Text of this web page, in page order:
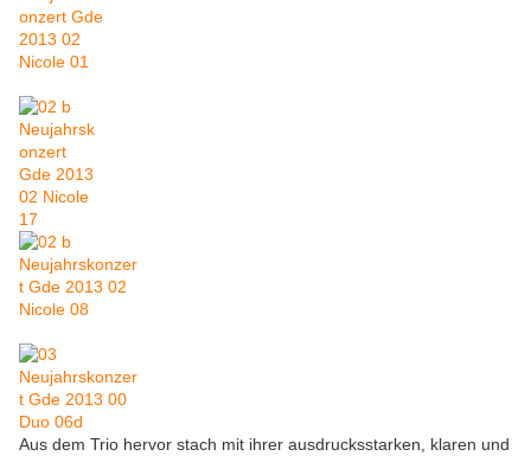
Aus dem Trio hervor stach mit ihrer ausdrucksstarken, klaren und